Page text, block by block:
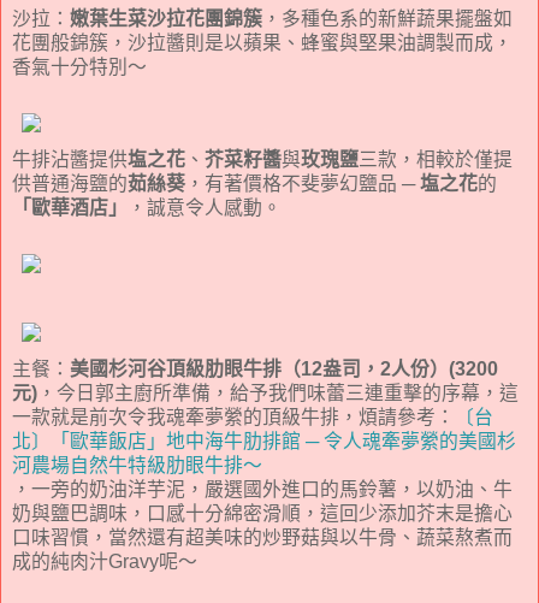
沙拉： 嫩葉生菜沙拉花團錦簇 ，多種色系的新鮮蔬果擺盤如
花團般錦簇，沙拉醬則是以蘋果、蜂蜜與堅果油調製而成，
香氣十分特別～
牛排沾醬提供塩之花 、 芥菜籽醬與玫瑰鹽三款，相較於僅提
供普通海鹽的茹絲葵 ，有著價格不斐夢幻鹽品 ─塩之花的
「歐華酒店」
，誠意令人感動。
主餐： 美國杉河谷頂級肋眼牛排（12盎司，2人份）(3200
元) ，今日郭主廚所準備，給予我們味蕾三連重擊的序幕，這
一款就是前次令我魂牽夢縈的頂級牛排，煩請參考：
〔台
北〕「歐華飯店」地中海牛肋排館 ─ 令人魂牽夢縈的美國杉
河農場自然牛特級肋眼牛排～
，一旁的奶油洋芋泥，嚴選國外進口的馬鈴薯，以奶油、牛
奶與鹽巴調味，口感十分綿密滑順，這回少添加芥末是擔心
口味習慣，當然還有超美味的炒野菇與以牛骨、蔬菜熬煮而
成的純肉汁Gravy呢～